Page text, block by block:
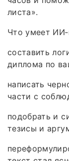
листа».
Что умеет
составить
диплома по
написать
части с
подобрать и
тезисы и